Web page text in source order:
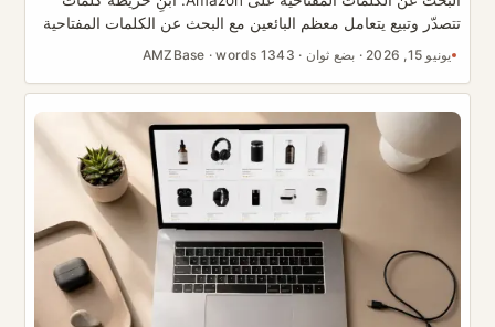
تتصدّر وتبيع يتعامل معظم البائعين مع البحث عن الكلمات المفتاحية
على Amazon كأنه عملية تنقيب لمرة واحدة: يلقون ببضعة
البحث إلى العنوان، ثم يمضون. هذا النهج يترك أموالًا على الطاولة.
الكلمات المفتاحية هي أساس الترتيب العضوي وحركة المرور
المدفوعة معًا، والهدف ليس جمع أكبر عدد من الكلمات، بل بناء
خريطة كلمات منظّمة تخبرك بدقة أين ينتمي كل مصطلح ولماذا. ...
يونيو 15, 2026 · بضع ثوان ·
1343 words
·
AMZBase